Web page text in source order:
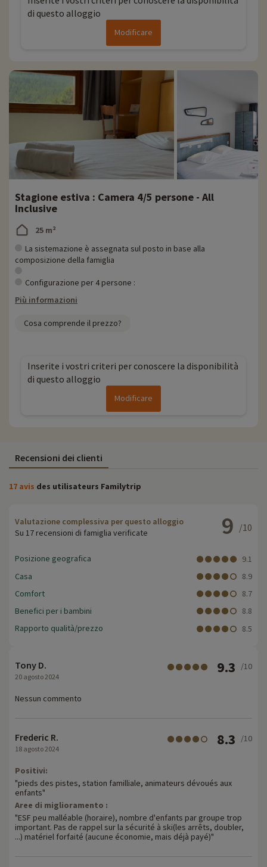
di questo alloggio
Modificare
Stagione estiva : Camera 4/5 persone - All
Inclusive
25 m²
La sistemazione è assegnata sul posto in base alla
composizione della famiglia
Configurazione per 4 persone :
Più informazioni
Cosa comprende il prezzo?
Inserite i vostri criteri per conoscere la disponibilità
di questo alloggio
Modificare
Recensioni dei clienti
17 avis des utilisateurs Familytrip
Valutazione complessiva per questo alloggio
Su 17 recensioni di famiglia verificate
9 /10
Posizione geografica
9.1
Casa
8.9
Comfort
8.7
Benefici per i bambini
8.8
Rapporto qualità/prezzo
8.5
Tony D.
20 agosto 2024
9.3 /10
Nessun commento
Frederic R.
18 agosto 2024
8.3 /10
Positivi:
"pieds des pistes, station familliale, animateurs dévoués aux
enfants"
Aree di miglioramento :
"ESF peu malléable (horaire), nombre d'enfants par groupe trop
important. Pas de rappel sur la sécurité à ski(les arrêts, doubler,
...) matériel forfaité (aucune économie, mais déjà payé)"